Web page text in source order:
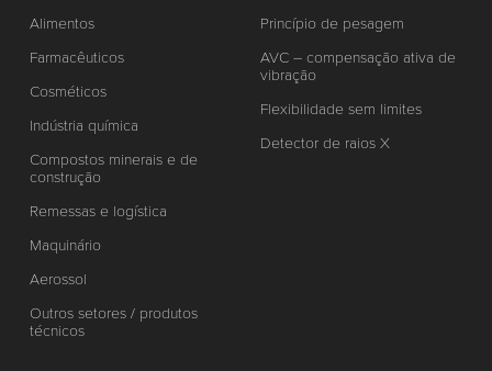
Alimentos
Farmacêuticos
Cosméticos
Indústria química
Compostos minerais e de
construção
Remessas e logística
Maquinário
Aerossol
Outros setores / produtos
técnicos
Princípio de pesagem
AVC – compensação ativa de
vibração
Flexibilidade sem limites
Detector de raios X